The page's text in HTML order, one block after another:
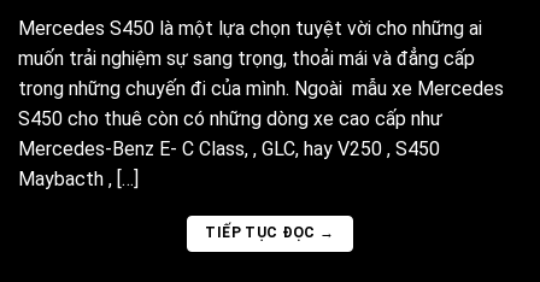
Mercedes S450 là một lựa chọn tuyệt vời cho những ai
muốn trải nghiệm sự sang trọng, thoải mái và đẳng cấp
trong những chuyến đi của mình. Ngoài mẫu xe Mercedes
S450 cho thuê còn có những dòng xe cao cấp như
Mercedes-Benz E- C Class, , GLC, hay V250 , S450
Maybacth , […]
TIẾP TỤC ĐỌC →